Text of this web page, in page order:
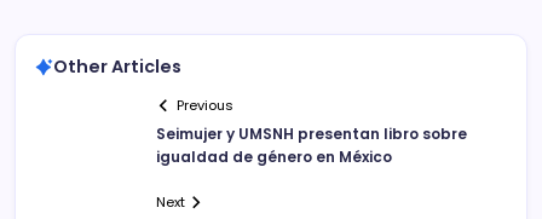
Other Articles
Previous
Seimujer y UMSNH presentan libro sobre
igualdad de género en México
Next